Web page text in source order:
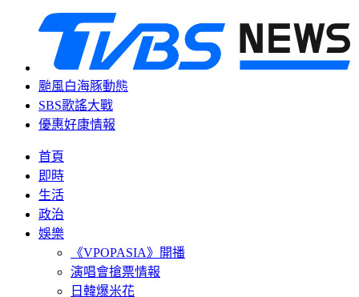
颱風白海豚動態
SBS歌謠大戰
優惠好康情報
首頁
即時
生活
政治
娛樂
《VPOPASIA》開播
演唱會搶票情報
日韓爆米花